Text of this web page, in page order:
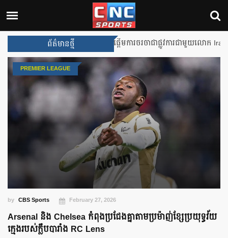
ព័ត៌មានថ្មី Unai Emery សន្យាថានឹងឈ្នះពាន
PREMIER LEAGUE
by CBS Sports February 27, 2026
Arsenal និង Chelsea កំពុងប្រជែងគ្នាតាមប្រម៉ាញ់ខ្សែប្រយុទ្ធវ័យ
ក្មេងរបស់ក្លឹបបារំាង RC Lens